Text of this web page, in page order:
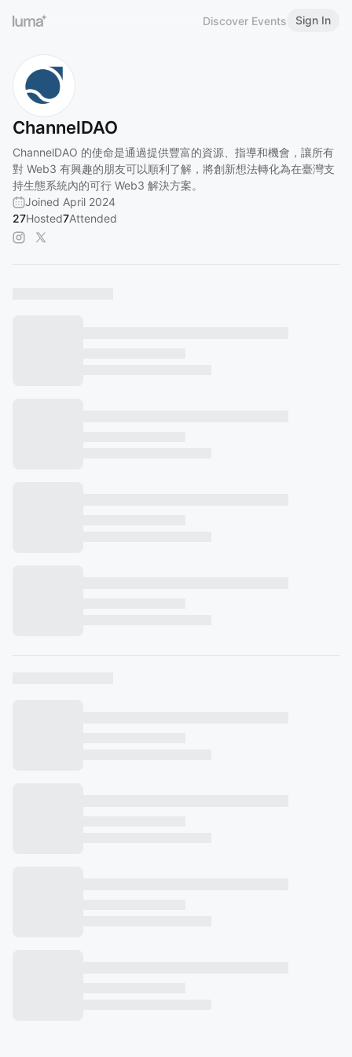
Discover Events Sign In
ChannelDAO
ChannelDAO 的使命是通過提供豐富的資源、指導和機會，讓所有
對 Web3 有興趣的朋友可以順利了解，將創新想法轉化為在臺灣支
持生態系統內的可行 Web3 解決方案。
Joined April 2024
27Hosted7Attended